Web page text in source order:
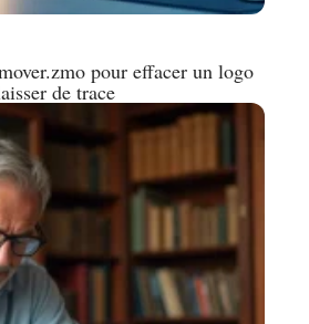
pour effacer un logo
de trace